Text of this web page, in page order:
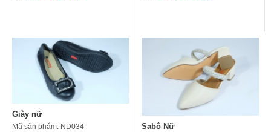
Giày nữ
Mã sản phẩm: ND034
Sabô Nữ